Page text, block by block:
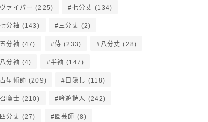
ヴァイパー (225) 七分丈 (134)
七分袖 (143) 三分丈 (2)
五分袖 (47) 侍 (233) 八分丈 (28)
八分袖 (4) 半袖 (147)
占星術師 (209) 口隠し (118)
召喚士 (210) 吟遊詩人 (242)
四分丈 (27) 園芸師 (8)